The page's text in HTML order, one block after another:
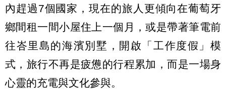
內趕過7個國家，現在的旅人更傾向在葡萄牙
鄉間租一間小屋住上一個月，或是帶著筆電前
往峇里島的海濱別墅，開啟「工作度假」模
式，旅行不再是疲憊的行程累加，而是一場身
心靈的充電與文化參與。